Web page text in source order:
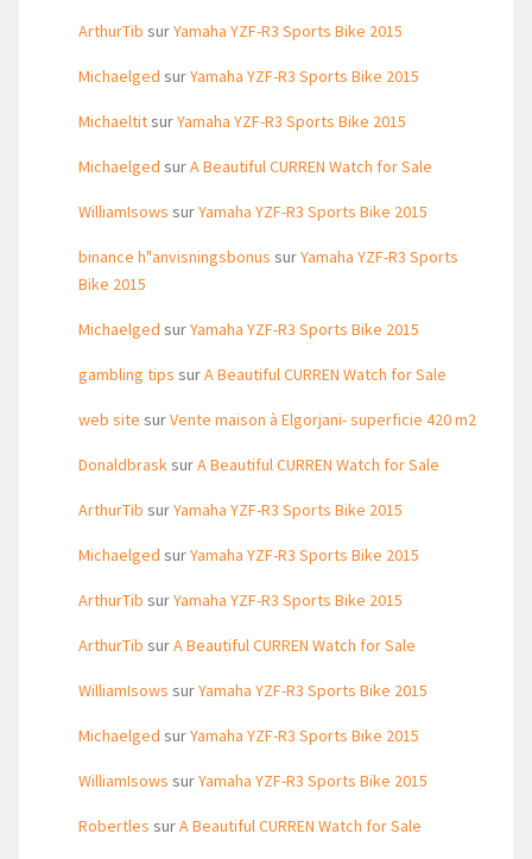
ArthurTib surYamaha YZF-R3 Sports Bike 2015
Michaelged surYamaha YZF-R3 Sports Bike 2015
MichaeltitsurYamaha YZF-R3 Sports Bike 2015
Michaelged surA Beautiful CURREN Watch for Sale
WilliamIsows surYamaha YZF-R3 Sports Bike 2015
binance h"anvisningsbonus surYamaha YZF-R3 Sports
Bike 2015
Michaelged surYamaha YZF-R3 Sports Bike 2015
gambling tips surA Beautiful CURREN Watch for Sale
web site surVente maison à Elgorjani- superficie 420 m2
DonaldbrasksurA Beautiful CURREN Watch for Sale
ArthurTib surYamaha YZF-R3 Sports Bike 2015
Michaelged surYamaha YZF-R3 Sports Bike 2015
ArthurTib surYamaha YZF-R3 Sports Bike 2015
ArthurTib surA Beautiful CURREN Watch for Sale
WilliamIsows surYamaha YZF-R3 Sports Bike 2015
Michaelged surYamaha YZF-R3 Sports Bike 2015
WilliamIsows surYamaha YZF-R3 Sports Bike 2015
Robertles surA Beautiful CURREN Watch for Sale